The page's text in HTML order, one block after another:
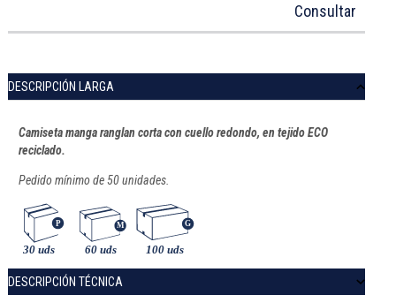
Consultar
DESCRIPCIÓN LARGA
Camiseta manga ranglan corta con cuello redondo, en tejido ECO
reciclado.
Pedido mínimo de 50 unidades.
DESCRIPCIÓN TÉCNICA